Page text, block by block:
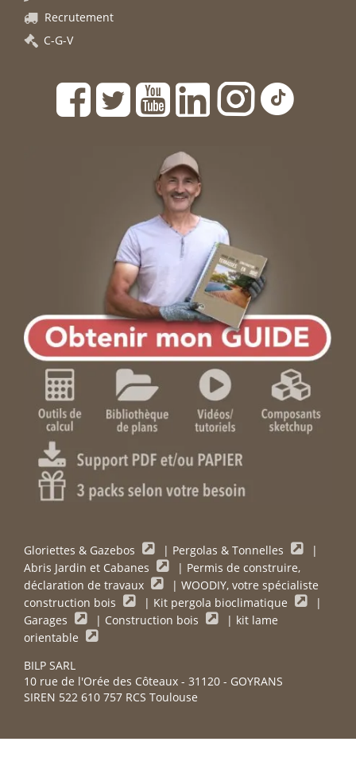
Recrutement
C-G-V
Gloriettes & Gazebos | Pergolas & Tonnelles
|
Abris Jardin et Cabanes
| Permis de construire,
déclaration de travaux
| WOODIY, votre spécialiste
construction bois
| Kit pergola bioclimatique
|
Garages
| Construction bois | kit lame
orientable
BILP SARL
10 rue de l'Orée des Côteaux - 31120 - GOYRANS
SIREN 522 610 757 RCS Toulouse